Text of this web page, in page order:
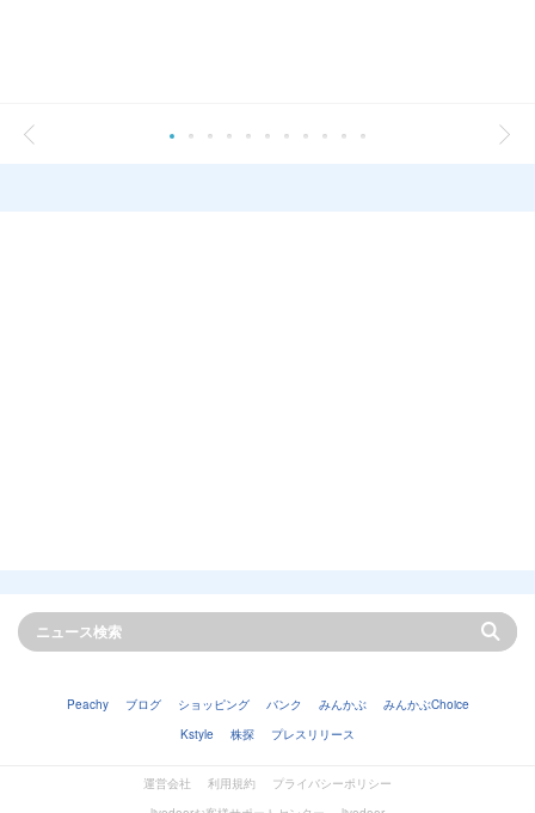
Peachy ブログ ショッピング バンク みんかぶ
みんかぶChoice
Kstyle
株探 プレスリリース
運営会社 利用規約
プライバシーポリシー